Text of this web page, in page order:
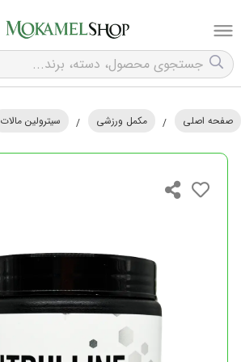
صفحه اصلی / مکمل ورزشی / سیترولین مالات